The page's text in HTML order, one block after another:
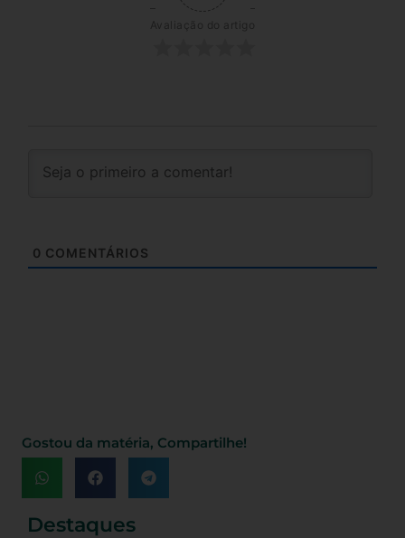
Avaliação do artigo
0 COMENTÁRIOS
Gostou da matéria, Compartilhe!
Destaques